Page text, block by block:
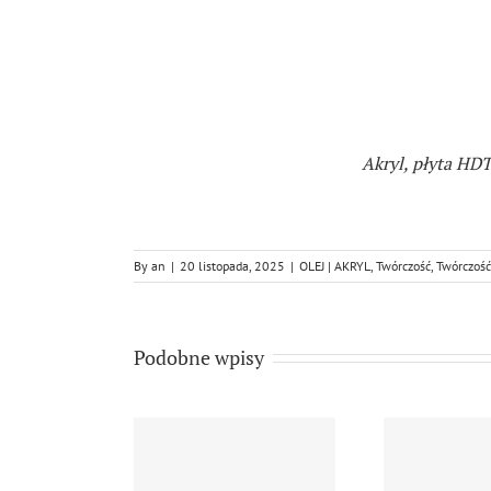
Akryl, płyta
By an | 20 listopada, 2025 | OLEJ | AKRYL Twórczość
Podobne wpisy